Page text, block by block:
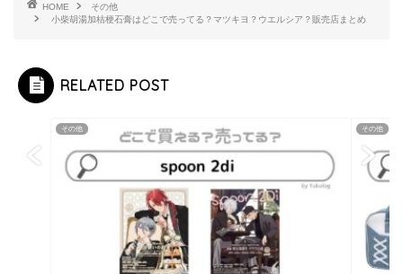
HOME
その他
小柴胡湯加桔梗石膏はどこで売ってる？マツキヨ？ウエルシア？販売店まとめ
RELATED POST
その他 その他